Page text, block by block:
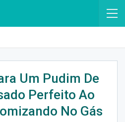
Um Pudim De
Perfeito Ao
No Gás